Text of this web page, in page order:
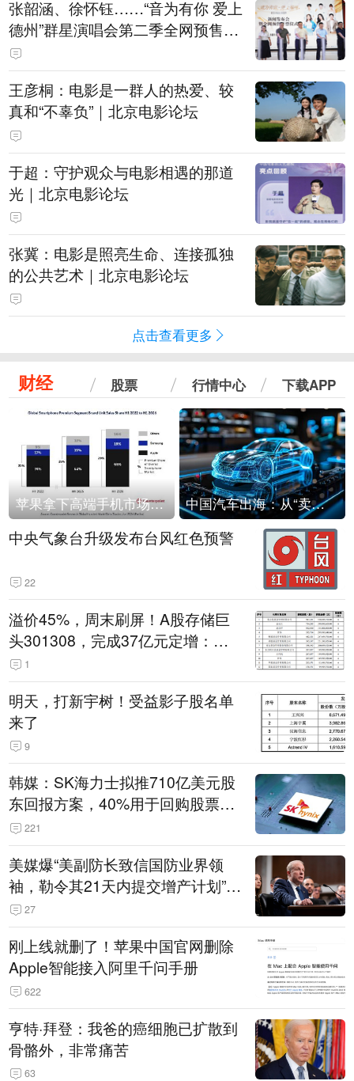
张韶涵、徐怀钰……“音为有你 爱上
德州”群星演唱会第二季全网预售开
票
王彦桐：电影是一群人的热爱、较
真和“不辜负”｜北京电影论坛
于超：守护观众与电影相遇的那道
光｜北京电影论坛
张冀：电影是照亮生命、连接孤独
的公共艺术｜北京电影论坛
点击查看更多
财经 股票 行情中心 下载APP
苹果拿下高端手机市场65%的份额：iPhone 17系列功不可没 中国汽车出海：从“卖出去”到“走进去”
中央气象台升级发布台风红色预警
22
溢价45%，周末刷屏！A股存储巨
头301308，完成37亿元定增：现
价386.6元，定增价560元
1
明天，打新宇树！受益影子股名单
来了
9
韩媒：SK海力士拟推710亿美元股
东回报方案，40%用于回购股票，
相当于美股发行规模
221
美媒爆“美副防长致信国防业界领
袖，勒令其21天内提交增产计划”，
五角大楼回应
27
刚上线就删了！苹果中国官网删除
Apple智能接入阿里千问手册
622
亨特·拜登：我爸的癌细胞已扩散到
骨骼外，非常痛苦
63